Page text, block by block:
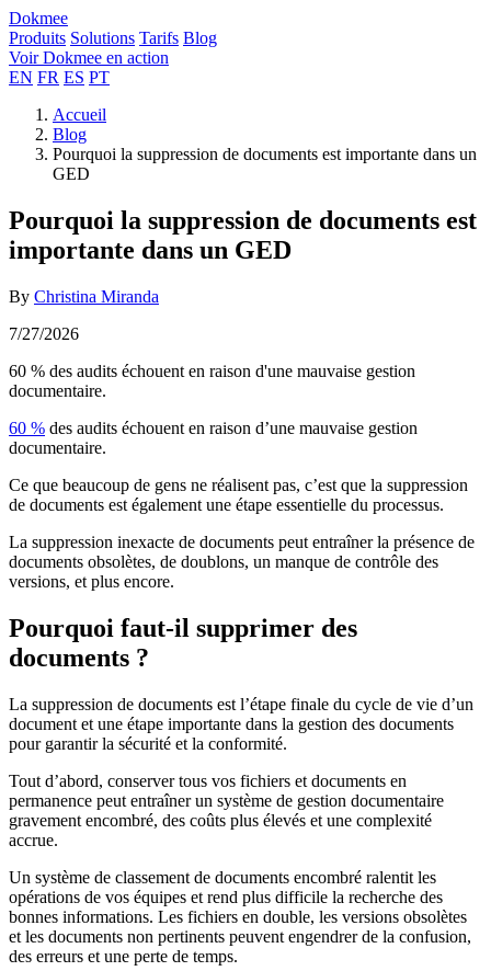
Dokmee
Produits Solutions Tarifs Blog
Voir Dokmee en action
EN FR ES PT
Accueil
Blog
Pourquoi la suppression de documents est importante dans un
GED
Pourquoi la suppression de documents est
importante dans un GED
By Christina Miranda
7/27/2026
60 % des audits échouent en raison d'une mauvaise gestion
documentaire.
60 % des audits échouent en raison d’une mauvaise gestion
documentaire.
Ce que beaucoup de gens ne réalisent pas, c’est que la suppression
de documents est également une étape essentielle du processus.
La suppression inexacte de documents peut entraîner la présence de
documents obsolètes, de doublons, un manque de contrôle des
versions, et plus encore.
Pourquoi faut-il supprimer des
documents ?
La suppression de documents est l’étape finale du cycle de vie d’un
document et une étape importante dans la gestion des documents
pour garantir la sécurité et la conformité.
Tout d’abord, conserver tous vos fichiers et documents en
permanence peut entraîner un système de gestion documentaire
gravement encombré, des coûts plus élevés et une complexité
accrue.
Un système de classement de documents encombré ralentit les
opérations de vos équipes et rend plus difficile la recherche des
bonnes informations. Les fichiers en double, les versions obsolètes
et les documents non pertinents peuvent engendrer de la confusion,
des erreurs et une perte de temps.